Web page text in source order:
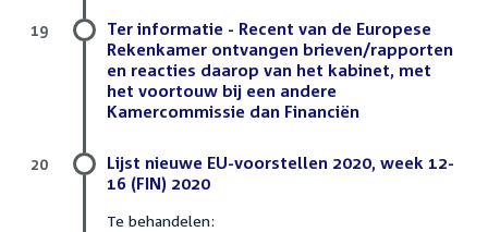
Ter informatie - Recent van de Europese
Rekenkamer ontvangen brieven/rapporten
en reacties daarop van het kabinet, met
het voortouw bij een andere
Kamercommissie dan Financiën
19
Lijst nieuwe EU-voorstellen 2020, week 12-
16 (FIN) 2020
Te behandelen:
20